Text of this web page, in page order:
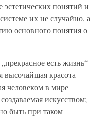
понятий и
их не случайно, а
основного понятия о
есть жизнь“
высочайшая красота
человеком в мире
искусством;
быть при таком